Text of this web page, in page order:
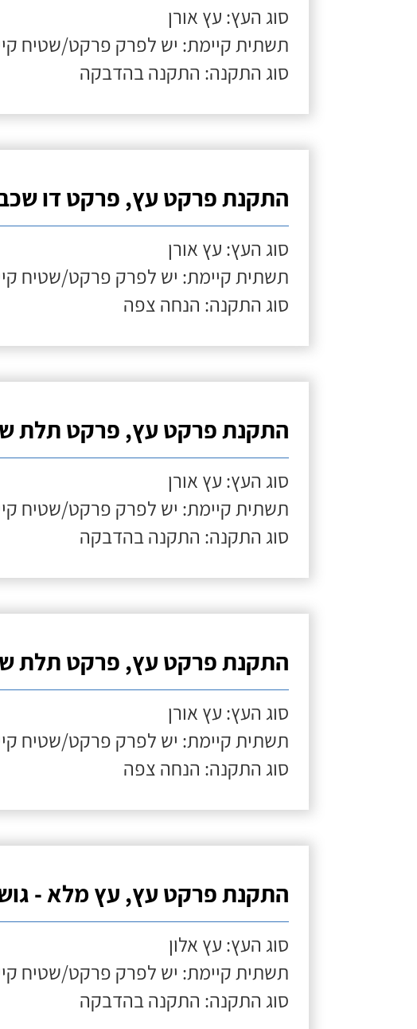
סוג העץ: עץ אורן
תשתית קיימת: יש לפרק פרקט/שטיח
סוג התקנה: התקנה בהדבקה
התקנת פרקט עץ, פרקט דו
סוג העץ: עץ אורן
תשתית קיימת: יש לפרק פרקט/שטיח
סוג התקנה: הנחה צפה
התקנת פרקט עץ, פרקט תלת
סוג העץ: עץ אורן
תשתית קיימת: יש לפרק פרקט/שטיח
סוג התקנה: התקנה בהדבקה
התקנת פרקט עץ, פרקט תלת
סוג העץ: עץ אורן
תשתית קיימת: יש לפרק פרקט/שטיח
סוג התקנה: הנחה צפה
התקנת פרקט עץ, עץ מלא -
סוג העץ: עץ אלון
תשתית קיימת: יש לפרק פרקט/שטיח
סוג התקנה: התקנה בהדבקה